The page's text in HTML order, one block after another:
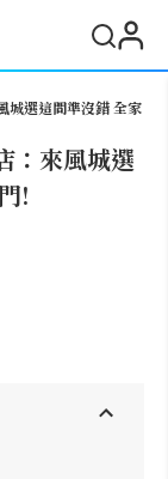
城選這間準沒錯 全家
：來風城選
!